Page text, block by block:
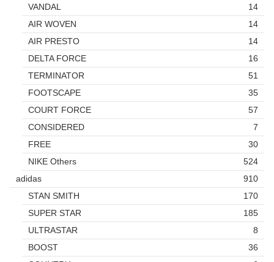
VANDAL
14
AIR WOVEN
14
AIR PRESTO
14
DELTA FORCE
16
TERMINATOR
51
FOOTSCAPE
35
COURT FORCE
57
CONSIDERED
7
FREE
30
NIKE Others
524
adidas
910
STAN SMITH
170
SUPER STAR
185
ULTRASTAR
8
BOOST
36